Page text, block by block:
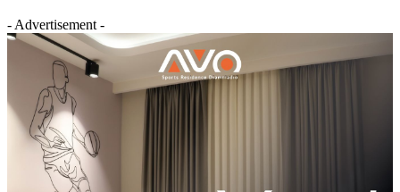
- Advertisement -